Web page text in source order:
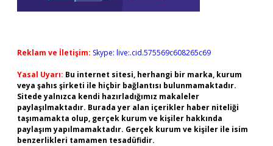
Reklam ve İletişim: Skype: live:.cid.575569c608265c69
Yasal Uyarı: Bu internet sitesi, herhangi bir marka, kurum
veya şahıs şirketi ile hiçbir bağlantısı bulunmamaktadır.
Sitede yalnızca kendi hazırladığımız makaleler
paylaşılmaktadır. Burada yer alan içerikler haber niteliği
taşımamakta olup, gerçek kurum ve kişiler hakkında
paylaşım yapılmamaktadır. Gerçek kurum ve kişiler ile isim
benzerlikleri tamamen tesadüfidir.